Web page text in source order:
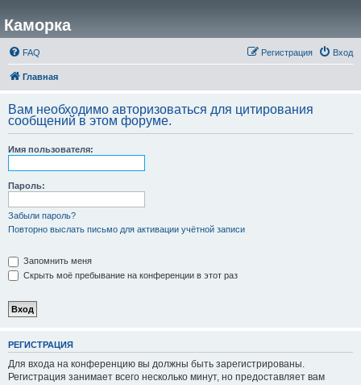
Каморка
FAQ Вход
Регистрация
Главная
Вам необходимо авторизоваться для цитирования
сообщений в этом форуме.
Имя пользователя:
Пароль:
Забыли пароль?
Повторно выслать письмо для активации учётной записи
Запомнить меня
Скрыть моё пребывание на конференции в этот раз
РЕГИСТРАЦИЯ
Для входа на конференцию вы должны быть зарегистрированы.
Регистрация занимает всего несколько минут, но предоставляет вам